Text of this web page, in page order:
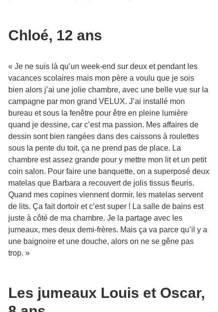
Chloé, 12 ans
« Je ne suis là qu’un week-end sur deux et pendant les
vacances scolaires mais mon père a voulu que je sois
bien alors j’ai une jolie chambre, avec une belle vue sur la
campagne par mon grand VELUX. J’ai installé mon
bureau et sous la fenêtre pour être en pleine lumière
quand je dessine, car c’est ma passion. Mes affaires de
dessin sont bien rangées dans des caissons à roulettes
sous la pente du toit, ça ne prend pas de place. La
chambre est assez grande pour y mettre mon lit et un petit
coin salon. Pour faire une banquette, on a superposé deux
matelas que Barbara a recouvert de jolis tissus fleuris.
Quand mes copines viennent dormir, les matelas servent
de lits. Ça fait dortoir et c’est super ! La salle de bains est
juste à côté de ma chambre. Je la partage avec les
jumeaux, mes deux demi-frères. Mais ça va parce qu’il y a
une baignoire et une douche, alors on ne se gêne pas
trop. »
Les jumeaux Louis et Oscar,